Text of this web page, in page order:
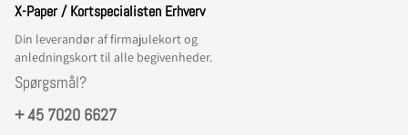
X-Paper / Kortspecialisten Erhverv
Din leverandør af firmajulekort og
anledningskort til alle begivenheder.
Spørgsmål?
+ 45 7020 6627